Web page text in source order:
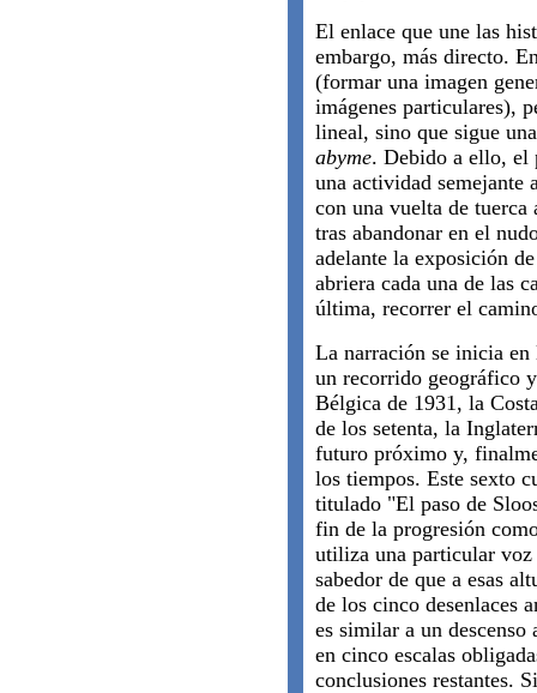
El enlace que une las
embargo, más directo.
(formar una imagen
imágenes particulares),
lineal, sino que sigue
abyme. Debido a ello, el
una actividad semejante
con una vuelta de
tras abandonar en el
adelante la exposición
abriera cada una de las
última, recorrer el
La narración se inicia en
un recorrido geográfico
Bélgica de 1931, la
de los setenta, la
futuro próximo y,
los tiempos. Este sexto
titulado "El paso de
fin de la progresión
utiliza una particular
sabedor de que a esas
de los cinco desenlaces
es similar a un descenso
en cinco escalas
conclusiones restantes.